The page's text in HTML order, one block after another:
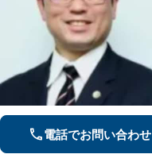
電話でお問い合わせ